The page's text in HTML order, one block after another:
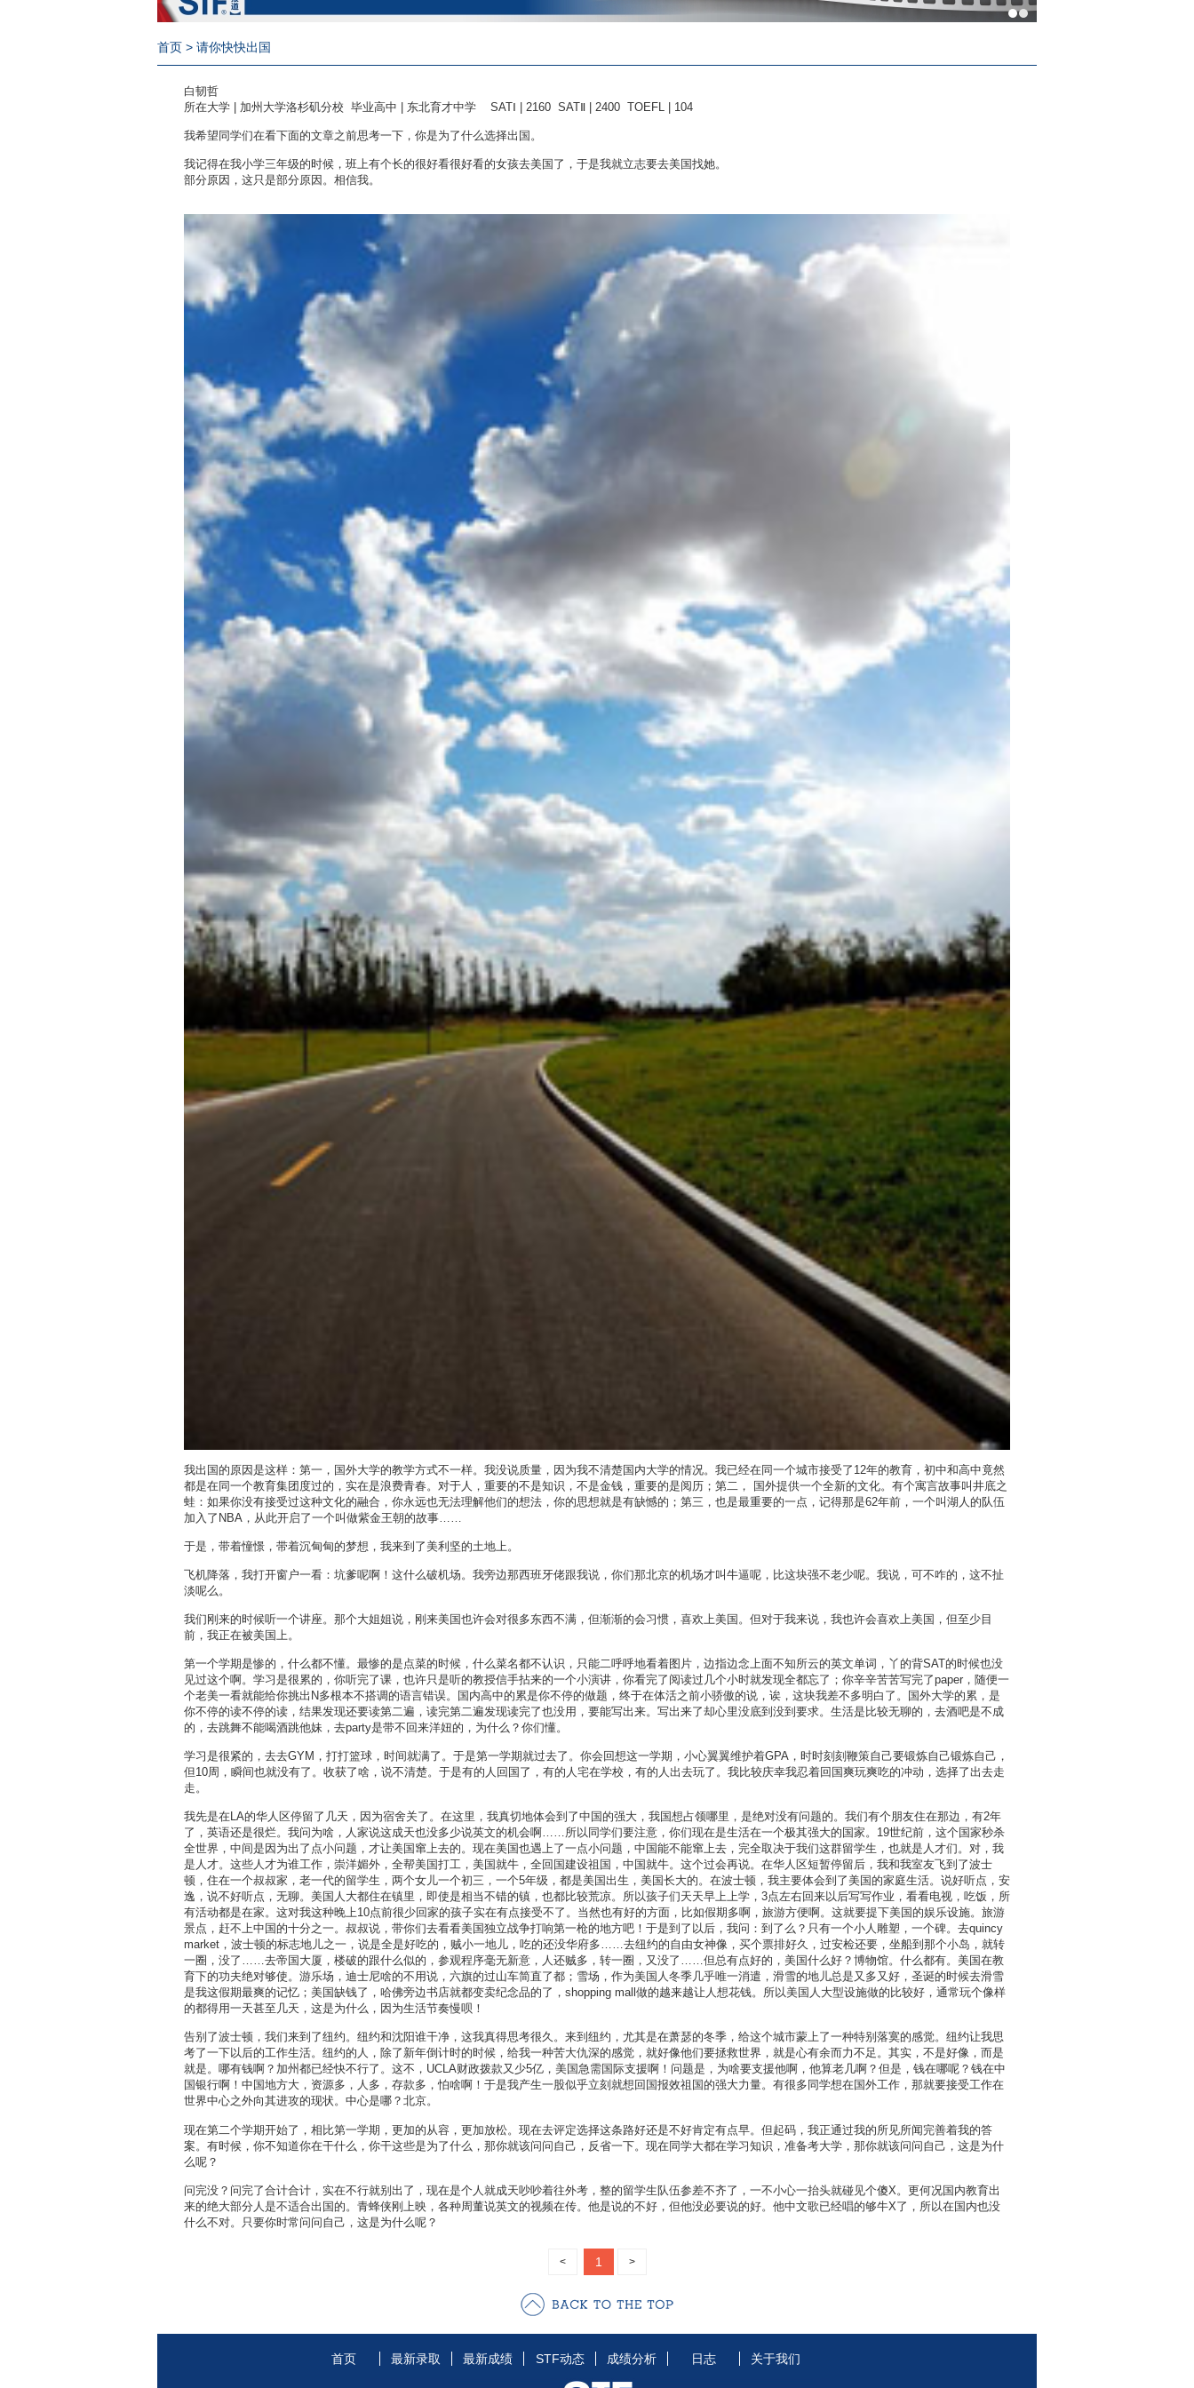
首页 > 请你快快出国
白韧哲
所在大学 | 加州大学洛杉矶分校 毕业高中 | 东北育才中学 SATⅠ | 2160 SATⅡ | 2400 TOEFL | 104
我希望同学们在看下面的文章之前思考一下，你是为了什么选择出国。
我记得在我小学三年级的时候，班上有个长的很好看很好看的女孩去美国了，于是我就立志要去美国找她。
部分原因，这只是部分原因。相信我。
我出国的原因是这样：第一，国外大学的教学方式不一样。我没说质量，因为我不清楚国内大学的情况。我已经在同一个城市接受了12年的教育，初中和高中竟然
都是在同一个教育集团度过的，实在是浪费青春。对于人，重要的不是知识，不是金钱，重要的是阅历；第二， 国外提供一个全新的文化。有个寓言故事叫井底之
蛙：如果你没有接受过这种文化的融合，你永远也无法理解他们的想法，你的思想就是有缺憾的；第三，也是最重要的一点，记得那是62年前，一个叫湖人的队伍
加入了NBA，从此开启了一个叫做紫金王朝的故事……
于是，带着憧憬，带着沉甸甸的梦想，我来到了美利坚的土地上。
飞机降落，我打开窗户一看：坑爹呢啊！这什么破机场。我旁边那西班牙佬跟我说，你们那北京的机场才叫牛逼呢，比这块强不老少呢。我说，可不咋的，这不扯
淡呢么。
我们刚来的时候听一个讲座。那个大姐姐说，刚来美国也许会对很多东西不满，但渐渐的会习惯，喜欢上美国。但对于我来说，我也许会喜欢上美国，但至少目
前，我正在被美国上。
第一个学期是惨的，什么都不懂。最惨的是点菜的时候，什么菜名都不认识，只能二呼呼地看着图片，边指边念上面不知所云的英文单词，丫的背SAT的时候也没
见过这个啊。学习是很累的，你听完了课，也许只是听的教授信手拈来的一个小演讲，你看完了阅读过几个小时就发现全都忘了；你辛辛苦苦写完了paper，随便一
个老美一看就能给你挑出N多根本不搭调的语言错误。国内高中的累是你不停的做题，终于在体活之前小骄傲的说，诶，这块我差不多明白了。国外大学的累，是
你不停的读不停的读，结果发现还要读第二遍，读完第二遍发现读完了也没用，要能写出来。写出来了却心里没底到没到要求。生活是比较无聊的，去酒吧是不成
的，去跳舞不能喝酒跳他妹，去party是带不回来洋妞的，为什么？你们懂。
学习是很紧的，去去GYM，打打篮球，时间就满了。于是第一学期就过去了。你会回想这一学期，小心翼翼维护着GPA，时时刻刻鞭策自己要锻炼自己锻炼自己，
但10周，瞬间也就没有了。收获了啥，说不清楚。于是有的人回国了，有的人宅在学校，有的人出去玩了。我比较庆幸我忍着回国爽玩爽吃的冲动，选择了出去走
走。
我先是在LA的华人区停留了几天，因为宿舍关了。在这里，我真切地体会到了中国的强大，我国想占领哪里，是绝对没有问题的。我们有个朋友住在那边，有2年
了，英语还是很烂。我问为啥，人家说这成天也没多少说英文的机会啊……所以同学们要注意，你们现在是生活在一个极其强大的国家。19世纪前，这个国家秒杀
全世界，中间是因为出了点小问题，才让美国窜上去的。现在美国也遇上了一点小问题，中国能不能窜上去，完全取决于我们这群留学生，也就是人才们。对，我
是人才。这些人才为谁工作，崇洋媚外，全帮美国打工，美国就牛，全回国建设祖国，中国就牛。这个过会再说。在华人区短暂停留后，我和我室友飞到了波士
顿，住在一个叔叔家，老一代的留学生，两个女儿一个初三，一个5年级，都是美国出生，美国长大的。在波士顿，我主要体会到了美国的家庭生活。说好听点，安
逸，说不好听点，无聊。美国人大都住在镇里，即使是相当不错的镇，也都比较荒凉。所以孩子们天天早上上学，3点左右回来以后写写作业，看看电视，吃饭，所
有活动都是在家。这对我这种晚上10点前很少回家的孩子实在有点接受不了。当然也有好的方面，比如假期多啊，旅游方便啊。这就要提下美国的娱乐设施。旅游
景点，赶不上中国的十分之一。叔叔说，带你们去看看美国独立战争打响第一枪的地方吧！于是到了以后，我问：到了么？只有一个小人雕塑，一个碑。去quincy
market，波士顿的标志地儿之一，说是全是好吃的，贼小一地儿，吃的还没华府多……去纽约的自由女神像，买个票排好久，过安检还要，坐船到那个小岛，就转
一圈，没了……去帝国大厦，楼破的跟什么似的，参观程序毫无新意，人还贼多，转一圈，又没了……但总有点好的，美国什么好？博物馆。什么都有。美国在教
育下的功夫绝对够使。游乐场，迪士尼啥的不用说，六旗的过山车简直了都；雪场，作为美国人冬季几乎唯一消遣，滑雪的地儿总是又多又好，圣诞的时候去滑雪
是我这假期最爽的记忆；美国缺钱了，哈佛旁边书店就都变卖纪念品的了，shopping mall做的越来越让人想花钱。所以美国人大型设施做的比较好，通常玩个像样
的都得用一天甚至几天，这是为什么，因为生活节奏慢呗！
告别了波士顿，我们来到了纽约。纽约和沈阳谁干净，这我真得思考很久。来到纽约，尤其是在萧瑟的冬季，给这个城市蒙上了一种特别落寞的感觉。纽约让我思
考了一下以后的工作生活。纽约的人，除了新年倒计时的时候，给我一种苦大仇深的感觉，就好像他们要拯救世界，就是心有余而力不足。其实，不是好像，而是
就是。哪有钱啊？加州都已经快不行了。这不，UCLA财政拨款又少5亿，美国急需国际支援啊！问题是，为啥要支援他啊，他算老几啊？但是，钱在哪呢？钱在中
国银行啊！中国地方大，资源多，人多，存款多，怕啥啊！于是我产生一股似乎立刻就想回国报效祖国的强大力量。有很多同学想在国外工作，那就要接受工作在
世界中心之外向其进攻的现状。中心是哪？北京。
现在第二个学期开始了，相比第一学期，更加的从容，更加放松。现在去评定选择这条路好还是不好肯定有点早。但起码，我正通过我的所见所闻完善着我的答
案。有时候，你不知道你在干什么，你干这些是为了什么，那你就该问问自己，反省一下。现在同学大都在学习知识，准备考大学，那你就该问问自己，这是为什
么呢？
问完没？问完了合计合计，实在不行就别出了，现在是个人就成天吵吵着往外考，整的留学生队伍参差不齐了，一不小心一抬头就碰见个傻X。更何况国内教育出
来的绝大部分人是不适合出国的。青蜂侠刚上映，各种周董说英文的视频在传。他是说的不好，但他没必要说的好。他中文歌已经唱的够牛X了，所以在国内也没
什么不对。只要你时常问问自己，这是为什么呢？
< 1 >
首页 最新录取 最新成绩 STF动态 成绩分析 日志 关于我们